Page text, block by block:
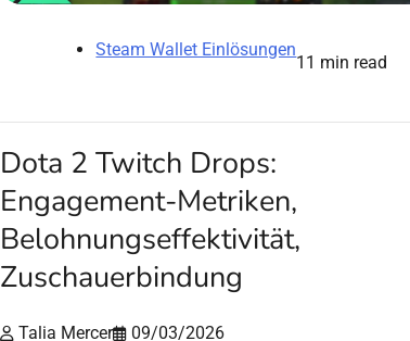
Steam Wallet Einlösungen
11 min read
Dota 2 Twitch Drops:
Engagement-Metriken,
Belohnungseffektivität,
Zuschauerbindung
Talia Mercer 09/03/2026